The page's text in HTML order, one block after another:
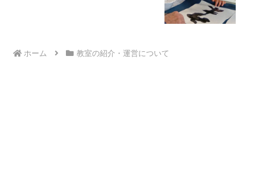
ホーム 教室の紹介・運営について